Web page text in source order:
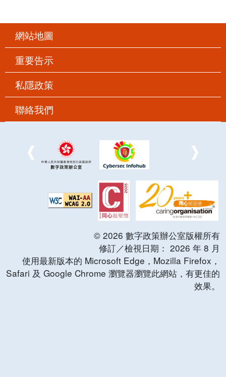
網站地圖
重要告示
私隱政策
聯絡我們
© 2026 數字政策辦公室版權所有
修訂／檢視日期： 2026 年 8 月
使用最新版本的 Microsoft Edge，Mozilla Firefox，
Safari 及 Google Chrome 瀏覽器瀏覽此網站，有更佳的
效果。